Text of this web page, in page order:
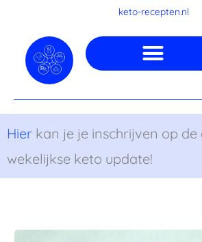
inhoud
keto-recepten.nl
Hier kan je je inschrijven op de
wekelijkse keto update!